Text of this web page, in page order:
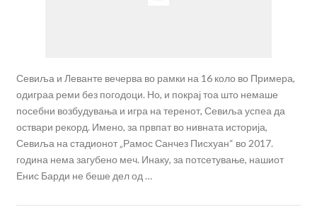
Севиља и Леванте вечерва во рамки на 16 коло во Примера,
одиграа реми без погодоци. Но, и покрај тоа што немаше
посебни возбудувања и игра на теренот, Севиља успеа да
оствари рекорд. Имено, за првпат во нивната историја,
Севиља на стадионот „Рамос Санчез Писхуан“ во 2017.
година нема загубено меч. Инаку, за потсетување, нашиот
Енис Барди не беше дел од …